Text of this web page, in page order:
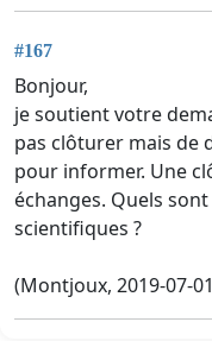
#167
Bonjour,
je soutient votre
pas clôturer mais de
pour informer. Une
échanges. Quels
scientifiques ?
(Montjoux, 2019-07-